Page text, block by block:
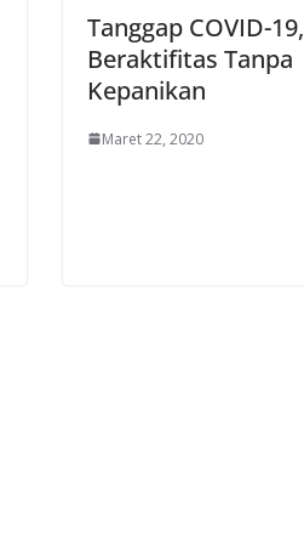
Tanggap COVID-19,
Beraktifitas Tanpa
Kepanikan
Maret 22, 2020